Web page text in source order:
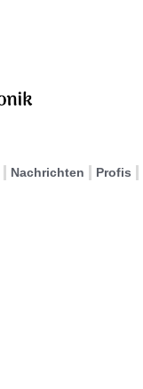
Nachrichten Profis